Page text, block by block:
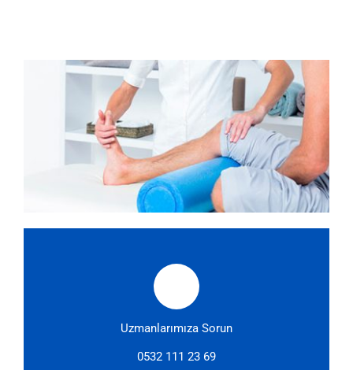
Uzmanlarımıza Sorun
0532 111 23 69